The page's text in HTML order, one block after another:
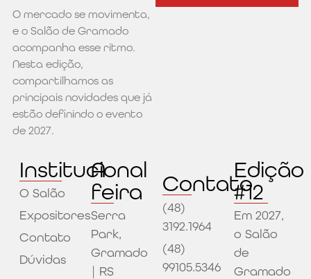
O mercado se movimenta,
e o Salão de Gramado
acompanha esse ritmo.
Nesta edição,
compartilhamos as
principais novidades que já
estão definindo o evento
de 2027.
Institucional
O Salão
Expositores
Contato
Dúvidas
A
feira
Serra
Park,
Gramado
| RS
Contato
(48)
3192.1964
(48)
99105.5346
Edição
#12
Em 2027,
o Salão
de
Gramado